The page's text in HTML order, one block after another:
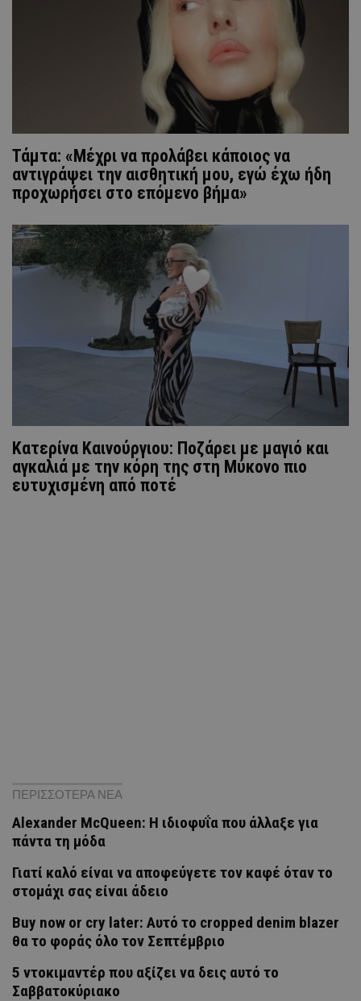
Τάμτα: «Μέχρι να προλάβει κάποιος να
αντιγράψει την αισθητική μου, εγώ έχω ήδη
προχωρήσει στο επόμενο βήμα»
Κατερίνα Καινούργιου: Ποζάρει με μαγιό και
αγκαλιά με την κόρη της στη Μύκονο πιο
ευτυχισμένη από ποτέ
ΠΕΡΙΣΣΟΤΕΡΑ ΝΕΑ
Alexander McQueen: Η ιδιοφυΐα που άλλαξε για
πάντα τη μόδα
Γιατί καλό είναι να αποφεύγετε τον καφέ όταν το
στομάχι σας είναι άδειο
Buy now or cry later: Αυτό το cropped denim blazer
θα το φοράς όλο τον Σεπτέμβριο
5 ντοκιμαντέρ που αξίζει να δεις αυτό το
Σαββατοκύριακο